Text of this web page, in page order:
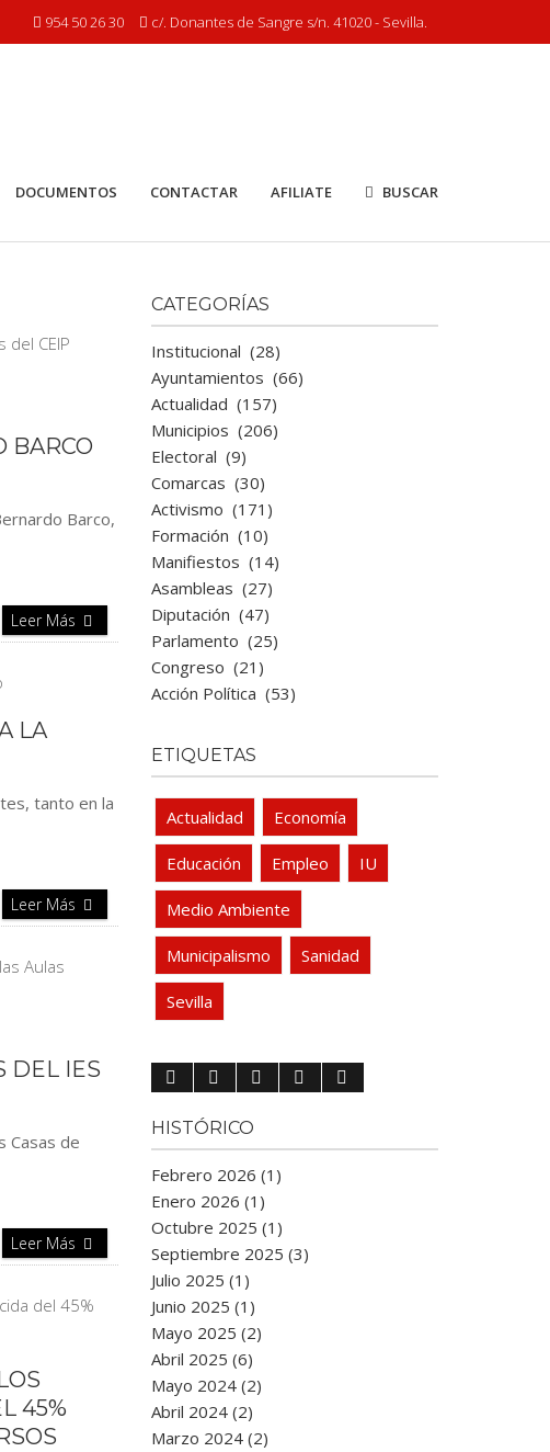
954 50 26 30 c/. Donantes de Sangre s/n. 41020 - Sevilla.
DOCUMENTOS CONTACTAR AFILIATE BUSCAR
BARCO
Barco,
Leer Más
LA
tanto en la
Leer Más
DEL IES
Casas de
Leer Más
45%
CATEGORÍAS
Institucional (28)
Ayuntamientos (66)
Actualidad (157)
Municipios (206)
Electoral (9)
Comarcas (30)
Activismo (171)
Formación (10)
Manifiestos (14)
Asambleas (27)
Diputación (47)
Parlamento (25)
Congreso (21)
Acción Política (53)
ETIQUETAS
Actualidad Economía
Educación Empleo IU
Medio Ambiente
Municipalismo Sanidad
Sevilla
HISTÓRICO
Febrero 2026 (1)
Enero 2026 (1)
Octubre 2025 (1)
Septiembre 2025 (3)
Julio 2025 (1)
Junio 2025 (1)
Mayo 2025 (2)
Abril 2025 (6)
Mayo 2024 (2)
Abril 2024 (2)
Marzo 2024 (2)